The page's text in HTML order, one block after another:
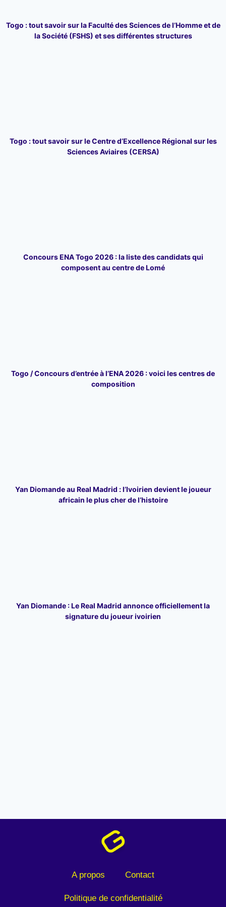
Togo : tout savoir sur la Faculté des Sciences de l’Homme et de
la Société (FSHS) et ses différentes structures
Togo : tout savoir sur le Centre d’Excellence Régional sur les
Sciences Aviaires (CERSA)
Concours ENA Togo 2026 : la liste des candidats qui
composent au centre de Lomé
Togo / Concours d’entrée à l’ENA 2026 : voici les centres de
composition
Yan Diomande au Real Madrid : l’Ivoirien devient le joueur
africain le plus cher de l’histoire
Yan Diomande : Le Real Madrid annonce officiellement la
signature du joueur ivoirien
A propos Contact
Politique de confidentialité